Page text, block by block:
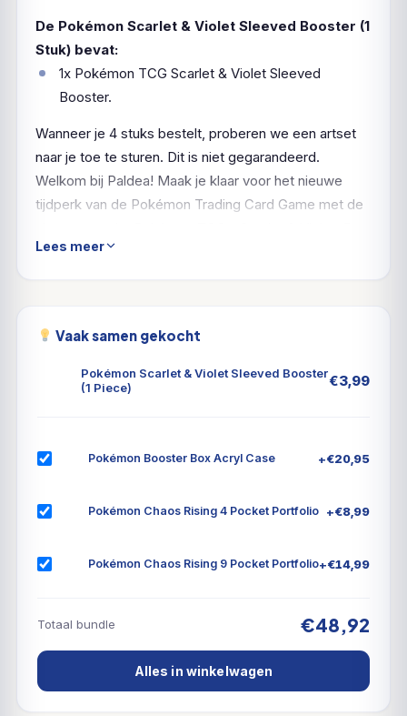
De Pokémon Scarlet & Violet Sleeved Booster (1
Stuk) bevat:
1x Pokémon TCG Scarlet & Violet Sleeved
Booster.
Wanneer je 4 stuks bestelt, proberen we een artset
naar je toe te sturen. Dit is niet gegarandeerd.
Welkom bij Paldea! Maak je klaar voor het nieuwe
tijdperk van de Pokémon Trading Card Game met de
zijn een aantal belangrijke veranderingen doorgevoerd
toegevoegd in de vorm van de dubbele ster, en vind
je in elke booster meer zeldzame (holo)kaarten!
Verder doen supersterke "Pokémon EX"-kaarten hun
zitten er 3 "foil"-kaarten in elke booster!
Lees meer
Vaak samen gekocht
Pokémon Scarlet & Violet Sleeved Booster
(1 Piece)
€3,99
Pokémon Booster Box Acryl Case +€20,95
Pokémon Chaos Rising 4 Pocket Portfolio +€8,99
Pokémon Chaos Rising 9 Pocket Portfolio+€14,99
Totaal bundle €48,92
Alles in winkelwagen